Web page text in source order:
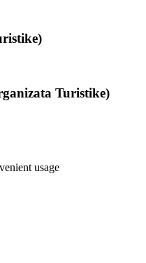
Turistike)
usage